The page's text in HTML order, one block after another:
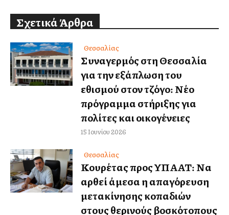
Σχετικά Άρθρα
Θεσσαλίας
Συναγερμός στη Θεσσαλία
για την εξάπλωση του
εθισμού στον τζόγο: Νέο
πρόγραμμα στήριξης για
πολίτες και οικογένειες
15 Ιουνίου 2026
Θεσσαλίας
Κουρέτας προς ΥΠΑΑΤ: Να
αρθεί άμεσα η απαγόρευση
μετακίνησης κοπαδιών
στους θερινούς βοσκότοπους